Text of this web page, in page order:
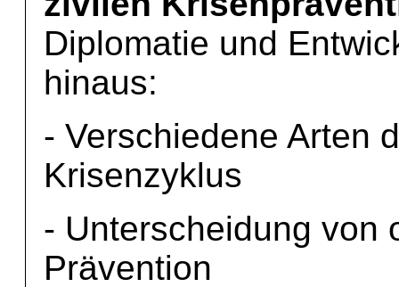
Diplomatie und
hinaus:
- Verschiedene Arten
Krisenzyklus
- Unterscheidung von
Prävention